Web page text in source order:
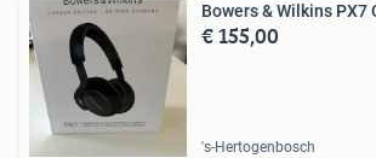
Bowers & Wilkins PX7
€ 155,00
's-Hertogenbosch